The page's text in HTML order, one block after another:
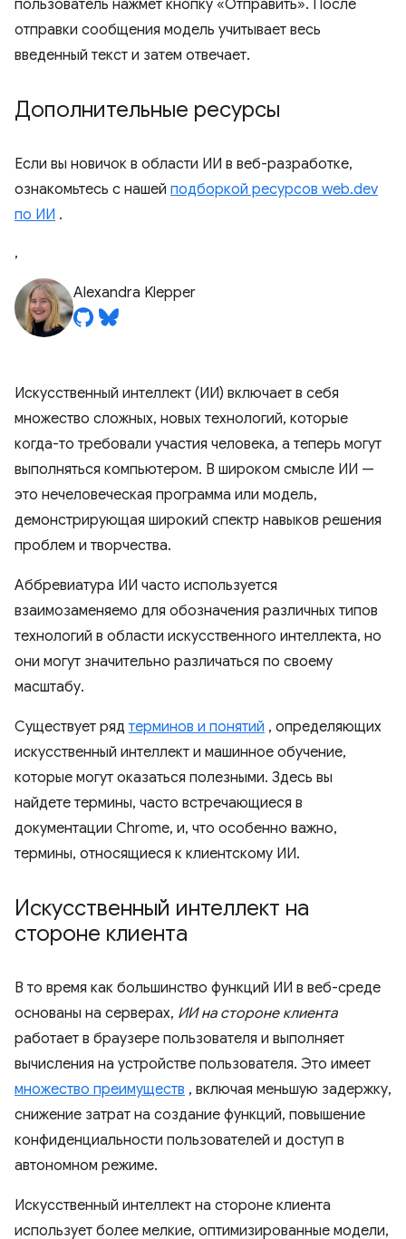
пользователь нажмет кнопку «Отправить». После
отправки сообщения модель учитывает весь
введенный текст и затем отвечает.
Дополнительные ресурсы
Если вы новичок в области ИИ в веб-разработке,
ознакомьтесь с нашей подборкой ресурсов web.dev
по ИИ .
,
Alexandra Klepper
Искусственный интеллект (ИИ) включает в себя
множество сложных, новых технологий, которые
когда-то требовали участия человека, а теперь могут
выполняться компьютером. В широком смысле ИИ —
это нечеловеческая программа или модель,
демонстрирующая широкий спектр навыков решения
проблем и творчества.
Аббревиатура ИИ часто используется
взаимозаменяемо для обозначения различных типов
технологий в области искусственного интеллекта, но
они могут значительно различаться по своему
масштабу.
Существует ряд терминов и понятий , определяющих
искусственный интеллект и машинное обучение,
которые могут оказаться полезными. Здесь вы
найдете термины, часто встречающиеся в
документации Chrome, и, что особенно важно,
термины, относящиеся к клиентскому ИИ.
Искусственный интеллект на
стороне клиента
В то время как большинство функций ИИ в веб-среде
основаны на серверах, ИИ на стороне клиента
работает в браузере пользователя и выполняет
вычисления на устройстве пользователя. Это имеет
множество преимуществ , включая меньшую задержку,
снижение затрат на создание функций, повышение
конфиденциальности пользователей и доступ в
автономном режиме.
Искусственный интеллект на стороне клиента
использует более мелкие, оптимизированные модели,